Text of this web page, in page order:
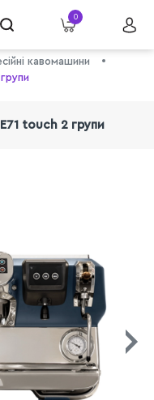
0
кавомашини
touch 2 групи